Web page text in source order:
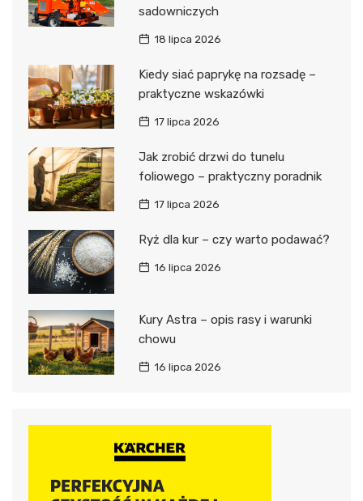
sadowniczych
18 lipca 2026
Kiedy siać paprykę na rozsadę –
praktyczne wskazówki
17 lipca 2026
Jak zrobić drzwi do tunelu
foliowego – praktyczny poradnik
17 lipca 2026
Ryż dla kur – czy warto podawać?
16 lipca 2026
Kury Astra – opis rasy i warunki
chowu
16 lipca 2026